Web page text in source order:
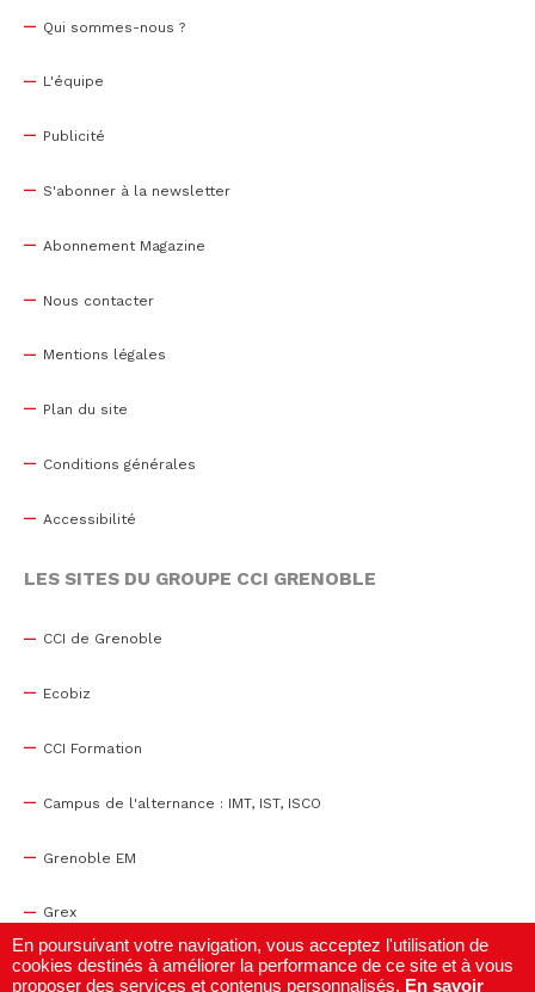
Qui sommes-nous ?
L'équipe
Publicité
S'abonner à la newsletter
Abonnement Magazine
Nous contacter
Mentions légales
Plan du site
Conditions générales
Accessibilité
LES SITES DU GROUPE CCI GRENOBLE
CCI de Grenoble
Ecobiz
CCI Formation
Campus de l'alternance : IMT, IST, ISCO
Grenoble EM
Grex
WTC Grenoble
En poursuivant votre navigation, vous acceptez l'utilisation de
cookies destinés à améliorer la performance de ce site et à vous
proposer des services et contenus personnalisés. En savoir